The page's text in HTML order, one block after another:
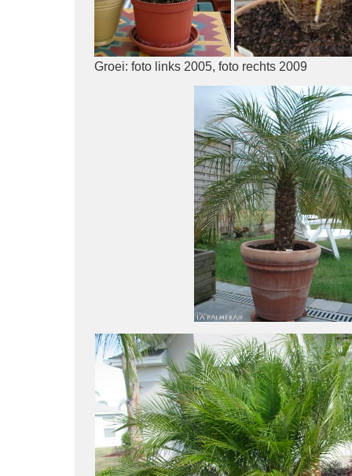
Groei: foto links 2005, foto rechts 2009